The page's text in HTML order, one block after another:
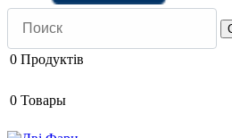
0 Продуктів
0 Товары